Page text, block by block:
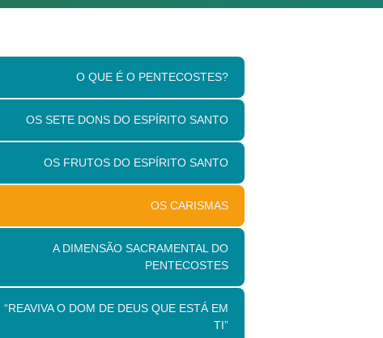
O QUE É O PENTECOSTES?
OS SETE DONS DO ESPÍRITO SANTO
OS FRUTOS DO ESPÍRITO SANTO
OS CARISMAS
A DIMENSÃO SACRAMENTAL DO
PENTECOSTES
“REAVIVA O DOM DE DEUS QUE ESTÁ EM
TI”